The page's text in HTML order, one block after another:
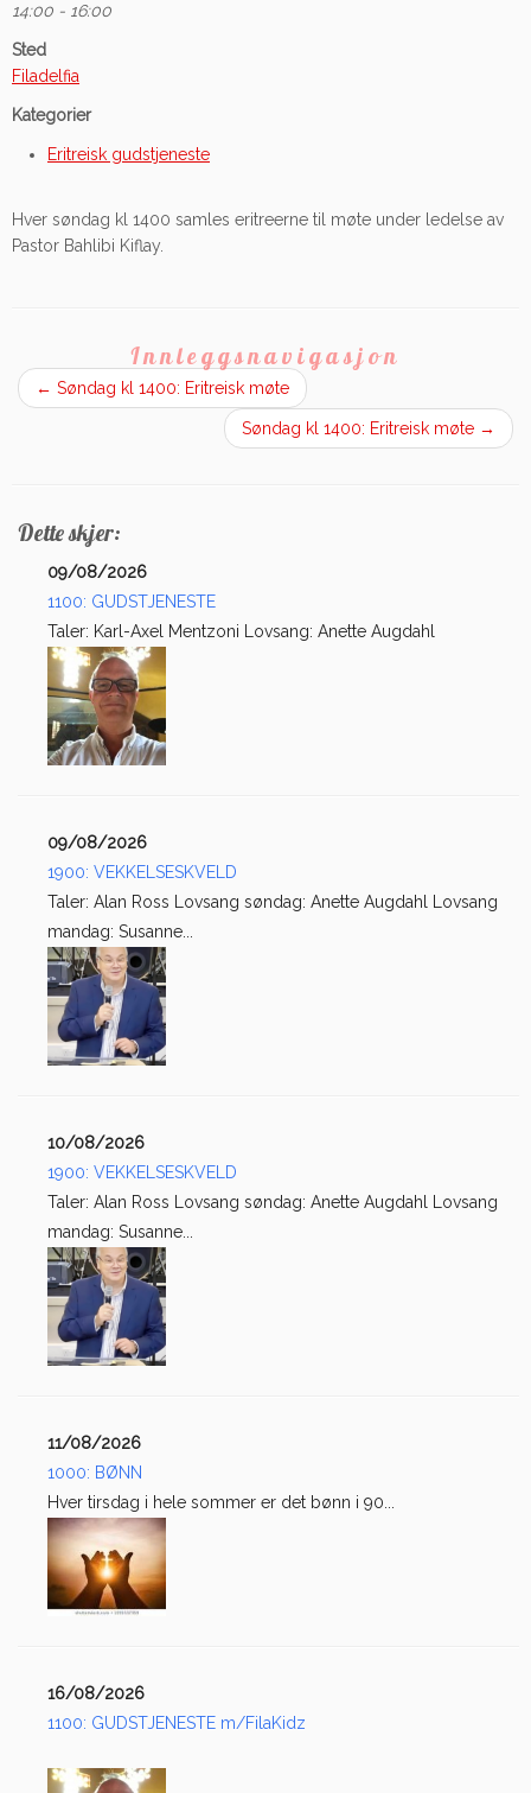
14:00 - 16:00
Sted
Filadelfia
Kategorier
Eritreisk gudstjeneste
Hver søndag kl 1400 samles eritreerne til møte under ledelse av
Pastor Bahlibi Kiflay.
Innleggsnavigasjon
← Søndag kl 1400: Eritreisk møte
Søndag kl 1400: Eritreisk møte →
Dette skjer:
09/08/2026
1100: GUDSTJENESTE
Taler: Karl-Axel Mentzoni Lovsang: Anette Augdahl
09/08/2026
1900: VEKKELSESKVELD
Taler: Alan Ross Lovsang søndag: Anette Augdahl Lovsang
mandag: Susanne...
10/08/2026
1900: VEKKELSESKVELD
Taler: Alan Ross Lovsang søndag: Anette Augdahl Lovsang
mandag: Susanne...
11/08/2026
1000: BØNN
Hver tirsdag i hele sommer er det bønn i 90...
16/08/2026
1100: GUDSTJENESTE m/FilaKidz